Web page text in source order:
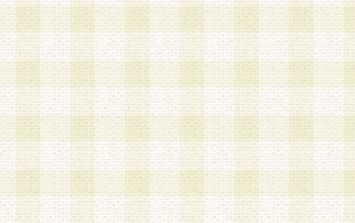
d.その他これらに付随する業務
2.当社は、会員個人を識別することのできる情報
会員情報を本人の承諾なく第三者に開示すること
人を識別できる情報について第三者に開示または
社は事前に会員本人の同意を得るものとします。
3.前項の定めに拘わらず、当社は、以下の目的に
意を 得ることなく、会員個人を識別できる情報
づき選定した委託業者に対して当社の責任におい
できるものとします。な お、当社は、当該委託
契約を締結しこれを遵守させるとともに、本規約